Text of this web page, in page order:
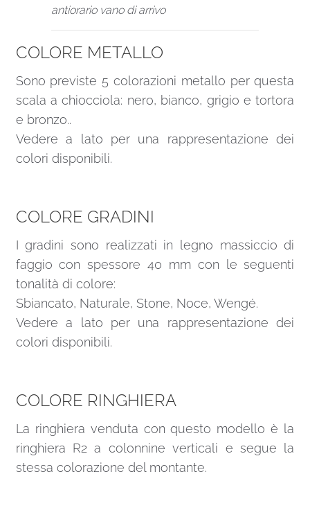
antiorario vano di arrivo
COLORE METALLO
Sono previste 5 colorazioni metallo per questa
scala a chiocciola: nero, bianco, grigio e tortora
e bronzo..
Vedere a lato per una rappresentazione dei
colori disponibili.
COLORE GRADINI
I gradini sono realizzati in legno massiccio di
faggio con spessore 40 mm con le seguenti
tonalità di colore:
Sbiancato, Naturale, Stone, Noce, Wengé.
Vedere a lato per una rappresentazione dei
colori disponibili.
COLORE RINGHIERA
La ringhiera venduta con questo modello è la
ringhiera R2 a colonnine verticali e segue la
stessa colorazione del montante.